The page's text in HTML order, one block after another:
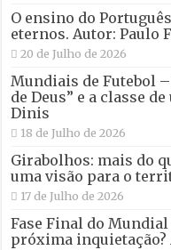
O ensino do
eternos. Autor: Paulo
20 de Julho de 2026
Mundiais de Futebol –
de Deus” e a classe
Dinis
18 de Julho de 2026
Girabolhos: mais do
uma visão para o
17 de Julho de 2026
Fase Final do Mundial
próxima inquietação?